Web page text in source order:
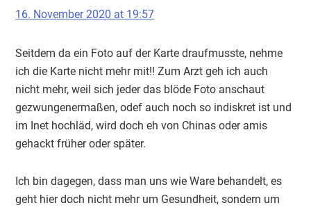
16. November 2020 at 19:57
Seitdem da ein Foto auf der Karte draufmusste, nehme
ich die Karte nicht mehr mit!! Zum Arzt geh ich auch
nicht mehr, weil sich jeder das blöde Foto anschaut
gezwungenermaßen, odef auch noch so indiskret ist und
im Inet hochläd, wird doch eh von Chinas oder amis
gehackt früher oder später.
Ich bin dagegen, dass man uns wie Ware behandelt, es
geht hier doch nicht mehr um Gesundheit, sondern um